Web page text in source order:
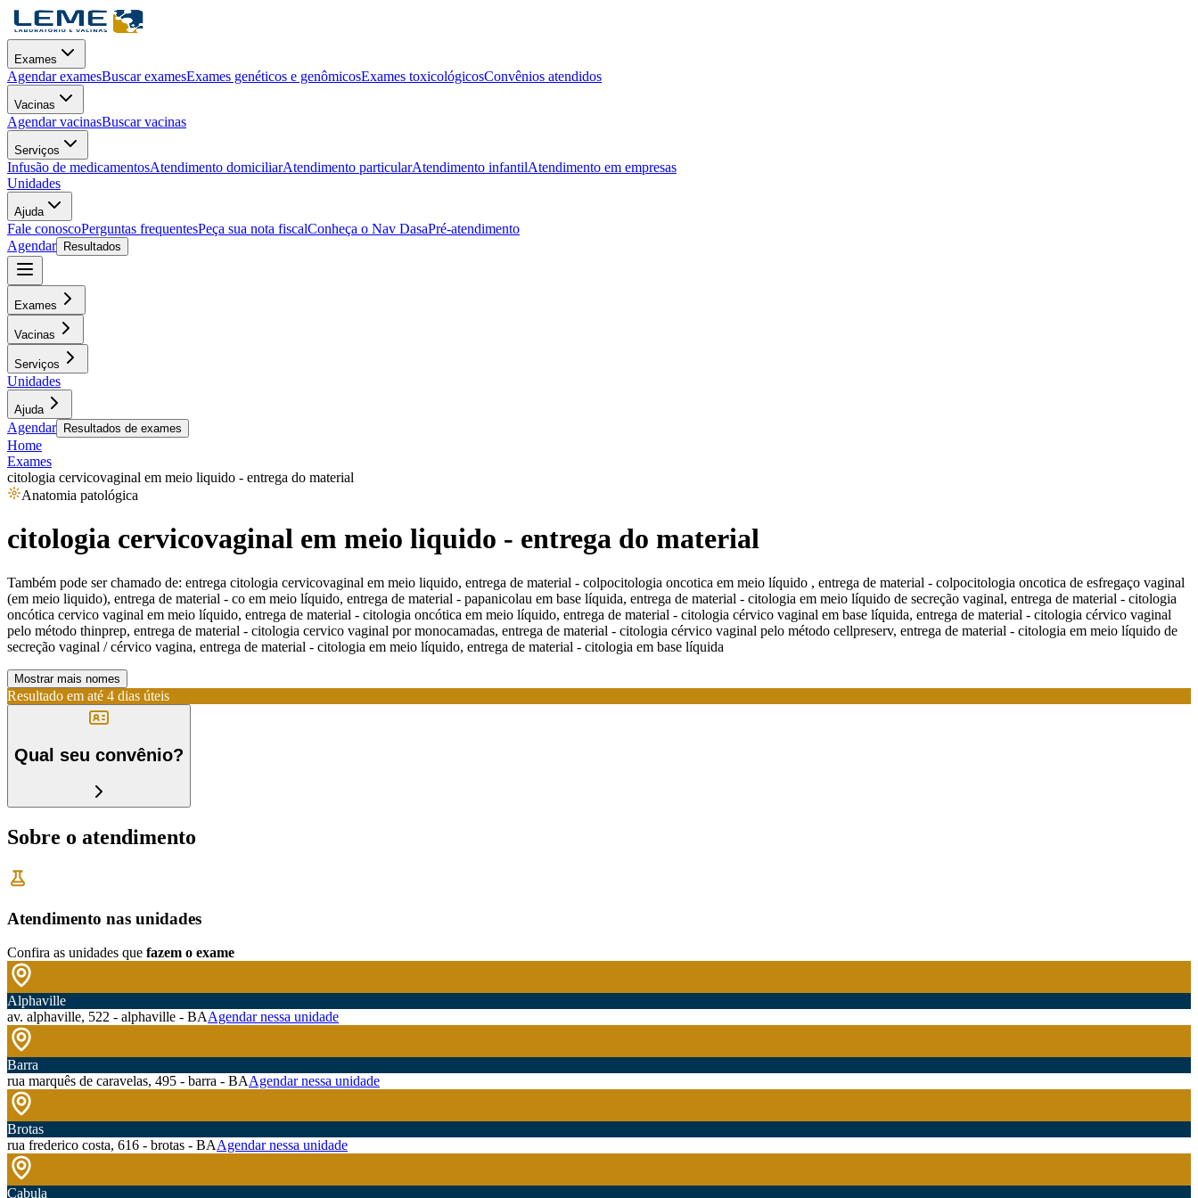
Exames
Agendar examesBuscar examesExames genéticos e genômicosExames toxicológicosConvênios atendidos
Vacinas
Agendar vacinasBuscar vacinas
Serviços
Infusão de medicamentosAtendimento domiciliarAtendimento particularAtendimento infantilAtendimento em empresas
Unidades
Ajuda
Fale conoscoPerguntas frequentesPeça sua nota fiscalConheça o Nav DasaPré-atendimento
Agendar
Resultados
Exames
Vacinas
Serviços
Unidades
Ajuda
Agendar Resultados de exames
Home
Exames
citologia cervicovaginal em meio liquido - entrega do material
Anatomia patológica
citologia cervicovaginal em meio liquido - entrega do material
Também pode ser chamado de: entrega citologia cervicovaginal em meio liquido, entrega de material - colpocitologia oncotica em meio líquido , entrega de material - colpocitologia oncotica de esfregaço vaginal
(em meio liquido), entrega de material - co em meio líquido, entrega de material - papanicolau em base líquida, entrega de material - citologia em meio líquido de secreção vaginal, entrega de material - citologia
oncótica cervico vaginal em meio líquido, entrega de material - citologia oncótica em meio líquido, entrega de material - citologia cérvico vaginal em base líquida, entrega de material - citologia cérvico vaginal
pelo método thinprep, entrega de material - citologia cervico vaginal por monocamadas, entrega de material - citologia cérvico vaginal pelo método cellpreserv, entrega de material - citologia em meio líquido de
secreção vaginal / cérvico vagina, entrega de material - citologia em meio líquido, entrega de material - citologia em base líquida
Mostrar mais nomes
Resultado em até 4 dias úteis
Qual seu convênio?
Sobre o atendimento
Atendimento nas unidades
Confira as unidades que fazem o exame
Alphaville
av. alphaville, 522 - alphaville - BAAgendar nessa unidade
Barra
rua marquês de caravelas, 495 - barra - BAAgendar nessa unidade
Brotas
rua frederico costa, 616 - brotas - BAAgendar nessa unidade
Cabula